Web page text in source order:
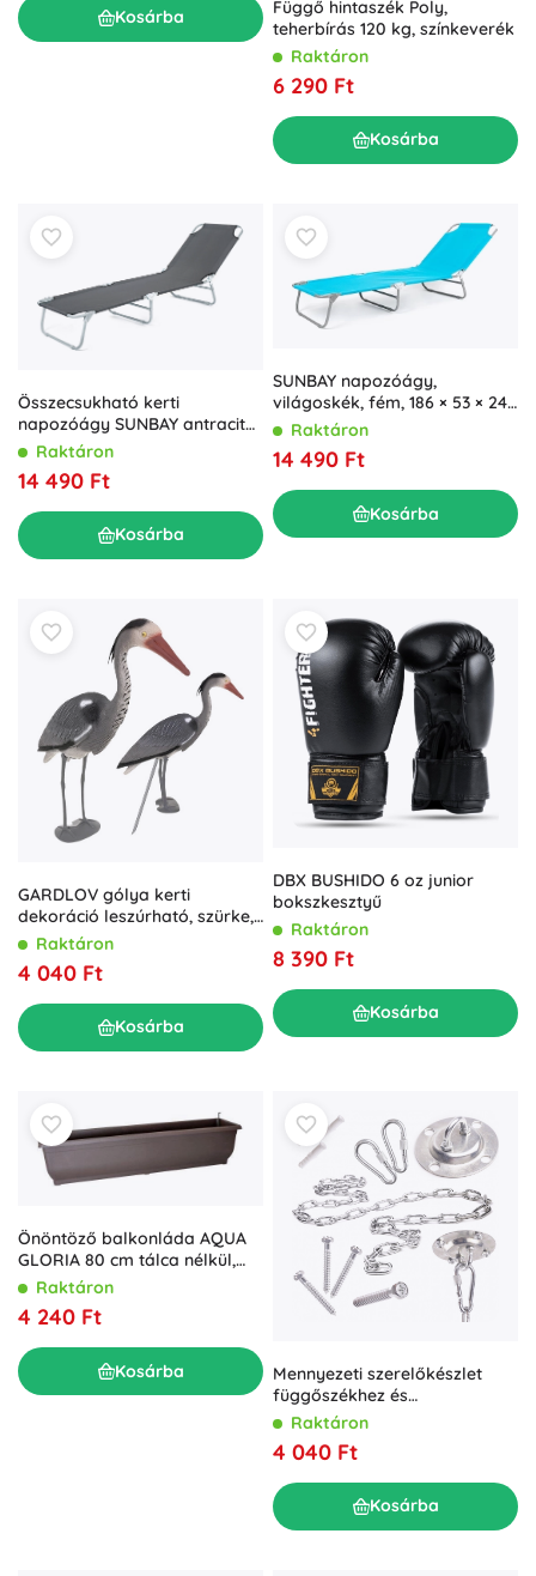
Kosárba
Függő hintaszék Poly,
teherbírás 120 kg, színkeverék
Raktáron
6 290 Ft
Kosárba
Összecsukható kerti
napozóágy SUNBAY antracit
186 × 53 × 24 cm
Raktáron
14 490 Ft
Kosárba
SUNBAY napozóágy,
világoskék, fém, 186 × 53 × 24
cm, teherbírás 100 kg
Raktáron
14 490 Ft
Kosárba
GARDLOV gólya kerti
dekoráció leszúrható, szürke,
66 cm
Raktáron
4 040 Ft
Kosárba
DBX BUSHIDO 6 oz junior
bokszkesztyű
Raktáron
8 390 Ft
Kosárba
Önöntöző balkonláda AQUA
GLORIA 80 cm tálca nélkül,
barna
Raktáron
4 240 Ft
Kosárba
Mennyezeti szerelőkészlet
függőszékhez és
függőágyhoz, 200 kg
Raktáron
4 040 Ft
Kosárba